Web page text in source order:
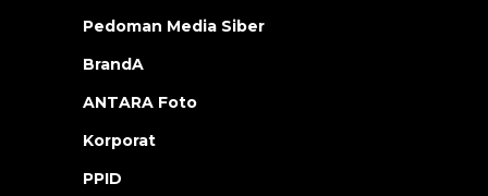
Pedoman Media Siber
BrandA
ANTARA Foto
Korporat
PPID